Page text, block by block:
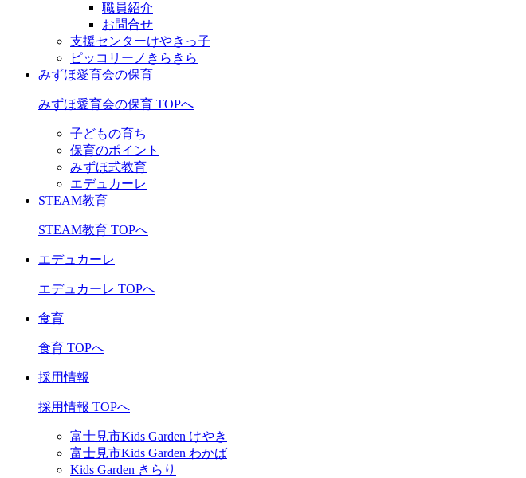
職員紹介
お問合せ
支援センターけやきっ子
ピッコリーノきらきら
みずほ愛育会の保育
みずほ愛育会の保育 TOPへ
子どもの育ち
保育のポイント
みずほ式教育
エデュカーレ
STEAM教育
STEAM教育 TOPへ
エデュカーレ
エデュカーレ TOPへ
食育
食育 TOPへ
採用情報
採用情報 TOPへ
富士見市Kids Garden けやき
富士見市Kids Garden わかば
Kids Garden きらり